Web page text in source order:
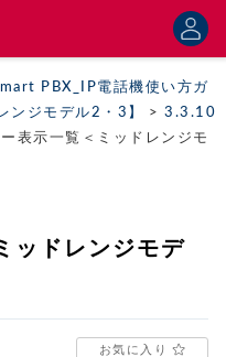
PBX_IP電話機使い方ガ
ンジモデル2・3】 > 3.3.10
表示一覧＜ミッドレンジモ
ッドレンジモデ
お気に入り